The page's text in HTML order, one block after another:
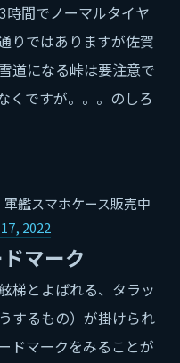
時間でノーマルタイヤ
りではありますが佐賀
道になる峠は要注意で
くですが。。。のしろ
艦スマホケース販売中
2022
マーク
梯とよばれる、タラッ
するもの）が掛けられ
ドマークをみることが